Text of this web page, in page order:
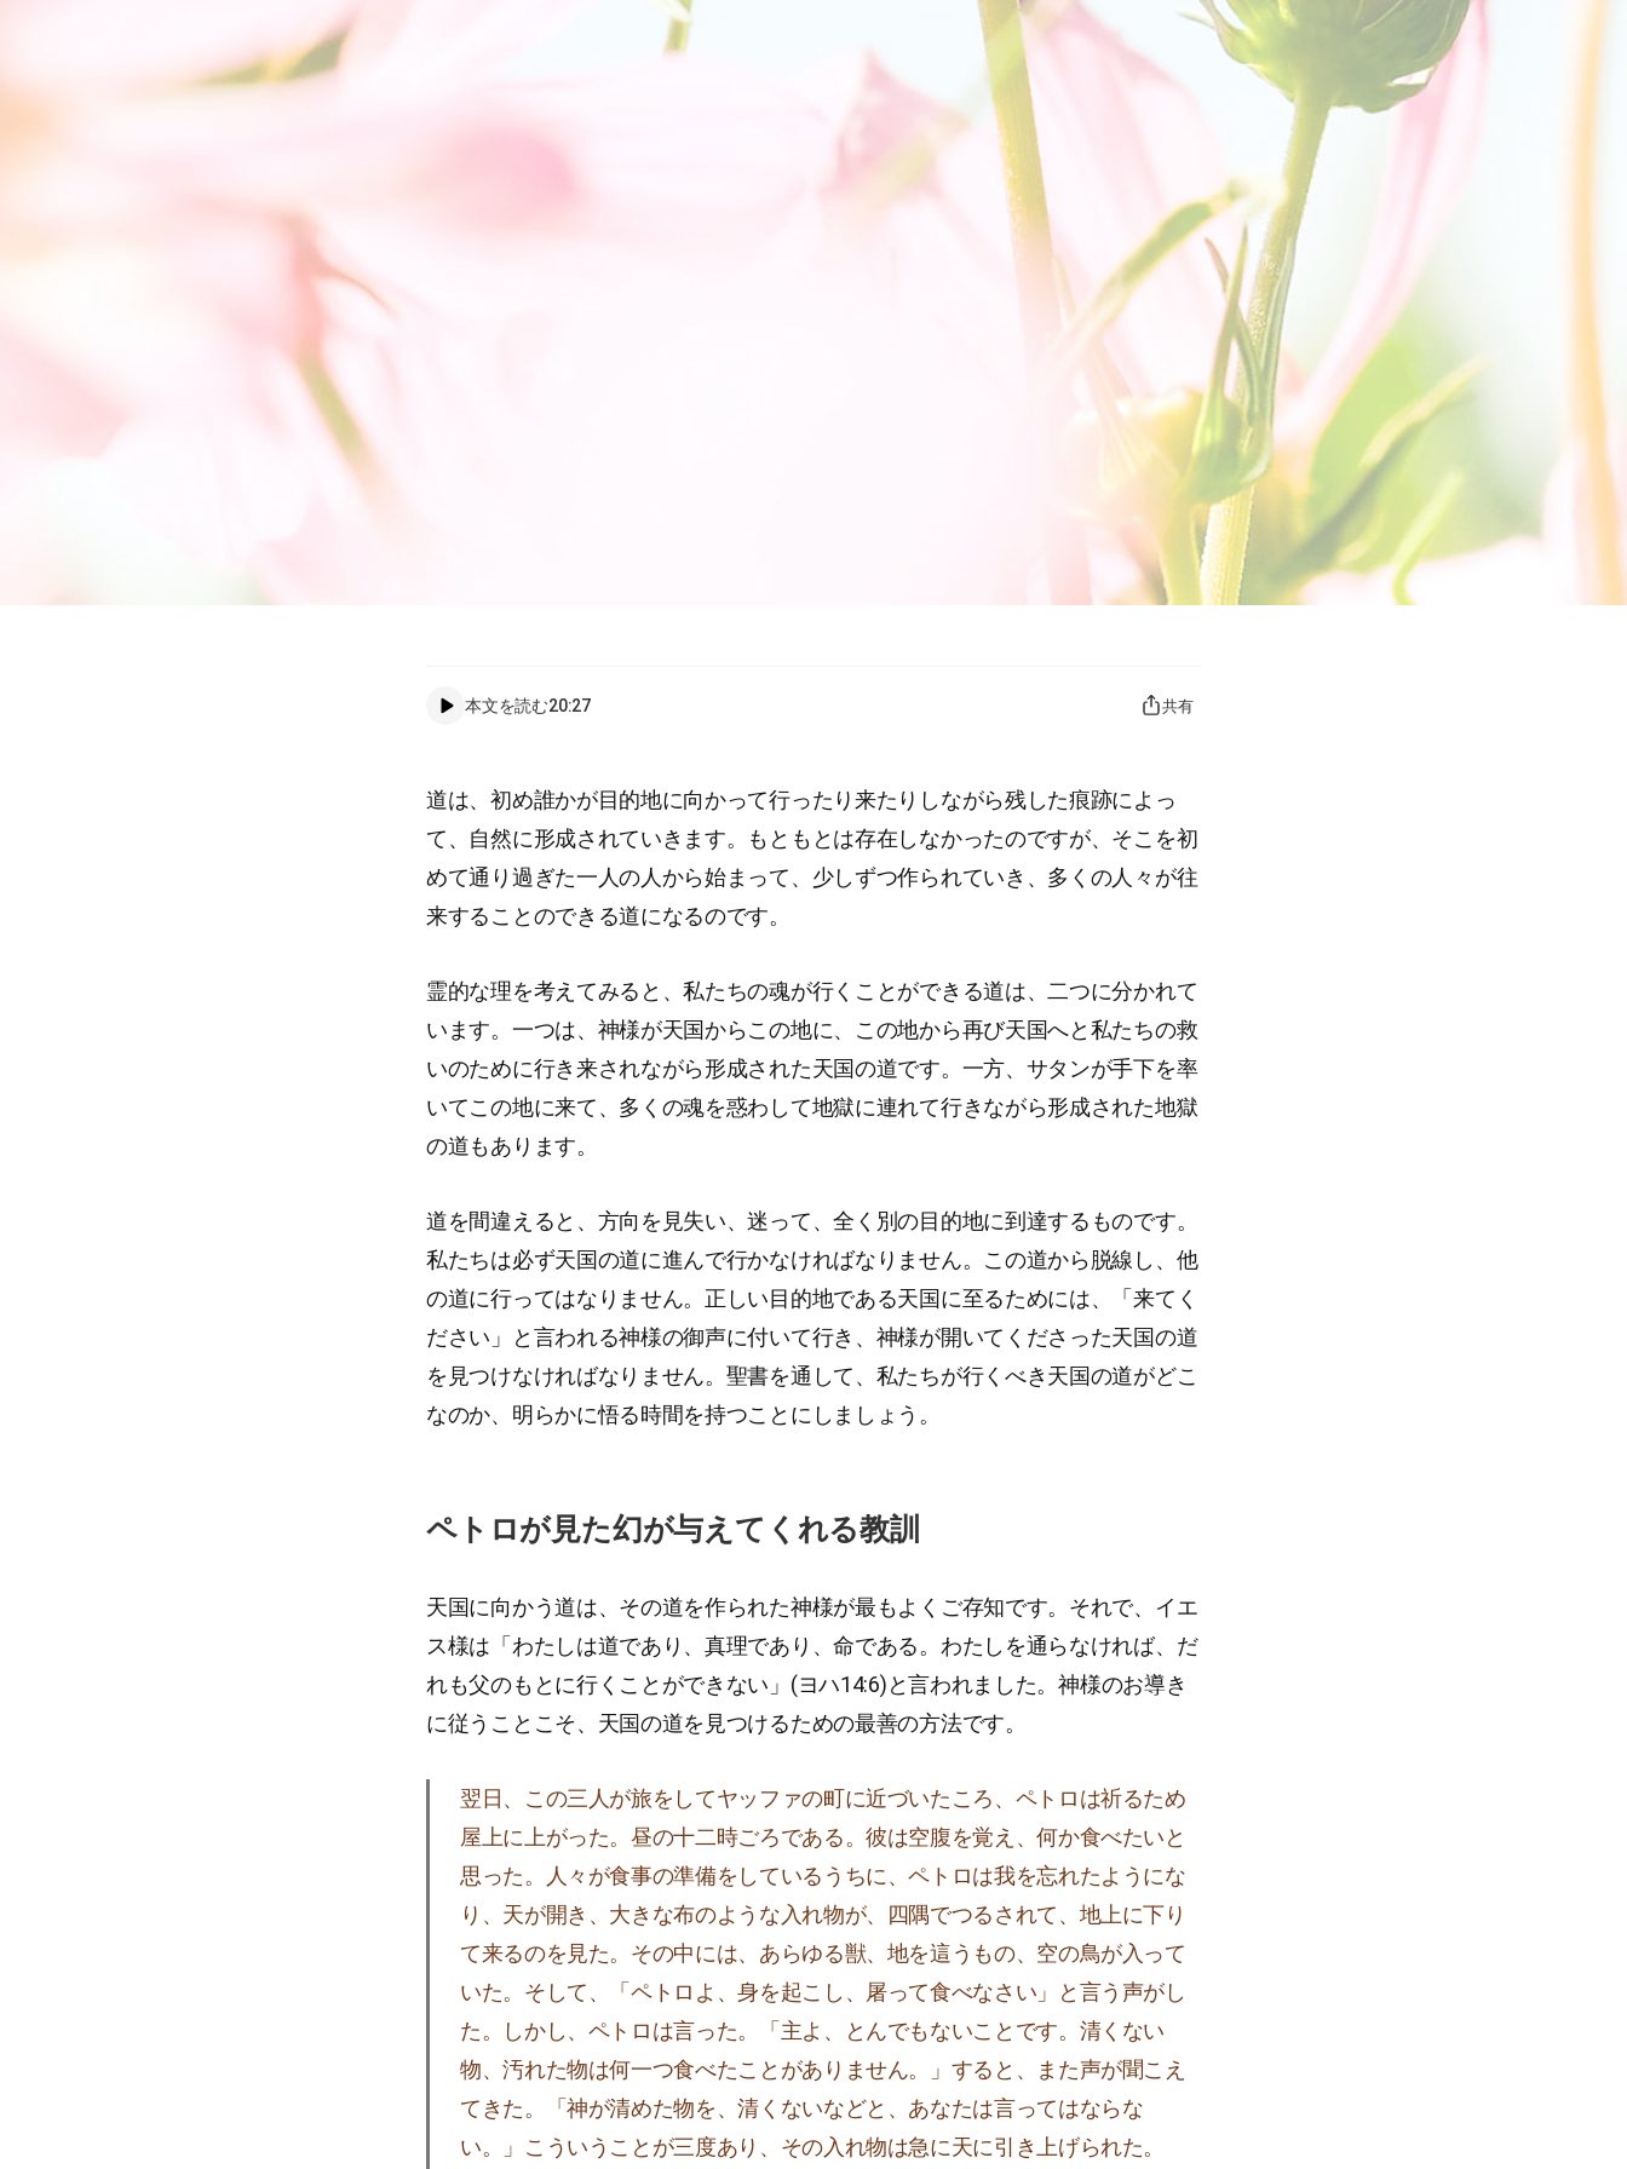
本文を読む20:27 共有
道は、初め誰かが目的地に向かって行ったり来たりしながら残した痕跡によっ
て、自然に形成されていきます。もともとは存在しなかったのですが、そこを初
めて通り過ぎた一人の人から始まって、少しずつ作られていき、多くの人々が往
来することのできる道になるのです。
霊的な理を考えてみると、私たちの魂が行くことができる道は、二つに分かれて
います。一つは、神様が天国からこの地に、この地から再び天国へと私たちの救
いのために行き来されながら形成された天国の道です。一方、サタンが手下を率
いてこの地に来て、多くの魂を惑わして地獄に連れて行きながら形成された地獄
の道もあります。
道を間違えると、方向を見失い、迷って、全く別の目的地に到達するものです。
私たちは必ず天国の道に進んで行かなければなりません。この道から脱線し、他
の道に行ってはなりません。正しい目的地である天国に至るためには、「来てく
ださい」と言われる神様の御声に付いて行き、神様が開いてくださった天国の道
を見つけなければなりません。聖書を通して、私たちが行くべき天国の道がどこ
なのか、明らかに悟る時間を持つことにしましょう。
ペトロが見た幻が与えてくれる教訓
天国に向かう道は、その道を作られた神様が最もよくご存知です。それで、イエ
ス様は「わたしは道であり、真理であり、命である。わたしを通らなければ、だ
れも父のもとに行くことができない」(ヨハ14:6)と言われました。神様のお導き
に従うことこそ、天国の道を見つけるための最善の方法です。
翌日、この三人が旅をしてヤッファの町に近づいたころ、ペトロは祈るため
屋上に上がった。昼の十二時ごろである。彼は空腹を覚え、何か食べたいと
思った。人々が食事の準備をしているうちに、ペトロは我を忘れたようにな
り、天が開き、大きな布のような入れ物が、四隅でつるされて、地上に下り
て来るのを見た。その中には、あらゆる獣、地を這うもの、空の鳥が入って
いた。そして、「ペトロよ、身を起こし、屠って食べなさい」と言う声がし
た。しかし、ペトロは言った。「主よ、とんでもないことです。清くない
物、汚れた物は何一つ食べたことがありません。」すると、また声が聞こえ
てきた。「神が清めた物を、清くないなどと、あなたは言ってはならな
い。」こういうことが三度あり、その入れ物は急に天に引き上げられた。